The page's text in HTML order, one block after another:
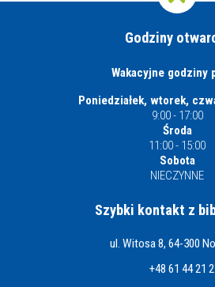
Godziny
Wakacyjne godziny
Poniedziałek, wtorek,
9:00 - 17:00
Środa
11:00 - 15:00
Sobota
NIECZYNNE
Szybki kontakt z
ul. Witosa 8, 64-300
+48 61 44 21